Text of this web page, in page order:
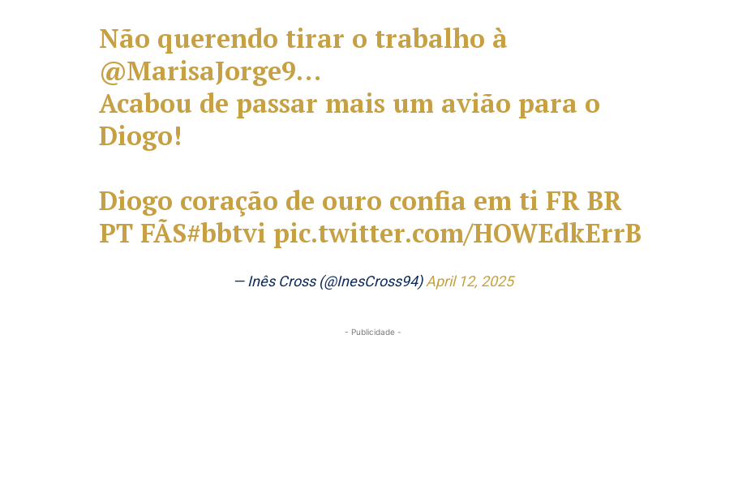
Não querendo tirar o trabalho à
@MarisaJorge9…
Acabou de passar mais um avião para o
Diogo!
Diogo coração de ouro confia em ti FR BR
PT FÃS#bbtvi pic.twitter.com/HOWEdkErrB
— Inês Cross (@InesCross94)April 12, 2025
- Publicidade -